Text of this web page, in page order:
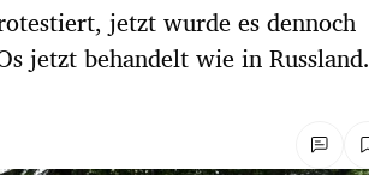
jetzt wurde es dennoch
jetzt behandelt wie in Russland.